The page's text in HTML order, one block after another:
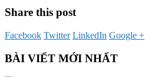
Share this post
Facebook Twitter LinkedIn Google +
BÀI VIẾT MỚI NHẤT